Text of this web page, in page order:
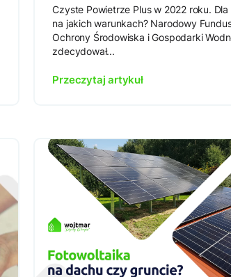
Czyste Powietrze Plus w 2022 roku.
na jakich warunkach? Narodowy
Ochrony Środowiska i Gospodarki
zdecydował...
Przeczytaj artykuł